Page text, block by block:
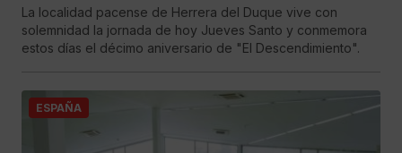
La localidad pacense de Herrera del Duque vive con
solemnidad la jornada de hoy Jueves Santo y conmemora
estos días el décimo aniversario de "El Descendimiento".
ESPAÑA